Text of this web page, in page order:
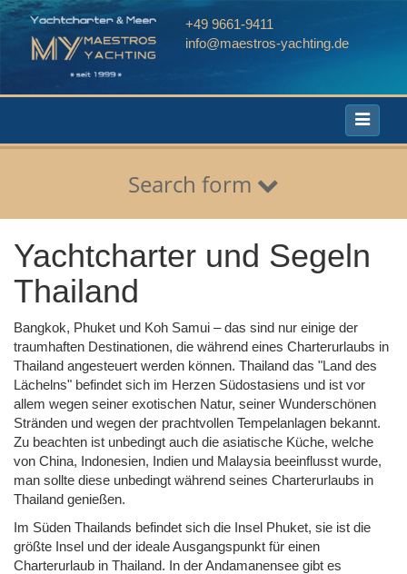
+49 9661-9411
info@maestros-yachting.de
Toggle
Search form
Yachtcharter und Segeln
Thailand
Bangkok, Phuket und Koh Samui – das sind nur einige der
traumhaften Destinationen, die während eines Charterurlaubs in
Thailand angesteuert werden können. Thailand das "Land des
Lächelns" befindet sich im Herzen Südostasiens und ist vor
allem wegen seiner exotischen Natur, seiner Wunderschönen
Stränden und wegen der prachtvollen Tempelanlagen bekannt.
Zu beachten ist unbedingt auch die asiatische Küche, welche
von China, Indonesien, Indien und Malaysia beeinflusst wurde,
man sollte diese unbedingt während seines Charterurlaubs in
Thailand genießen.
Im Süden Thailands befindet sich die Insel Phuket, sie ist die
größte Insel und der ideale Ausgangspunkt für einen
Charterurlaub in Thailand. In der Andamanensee gibt es